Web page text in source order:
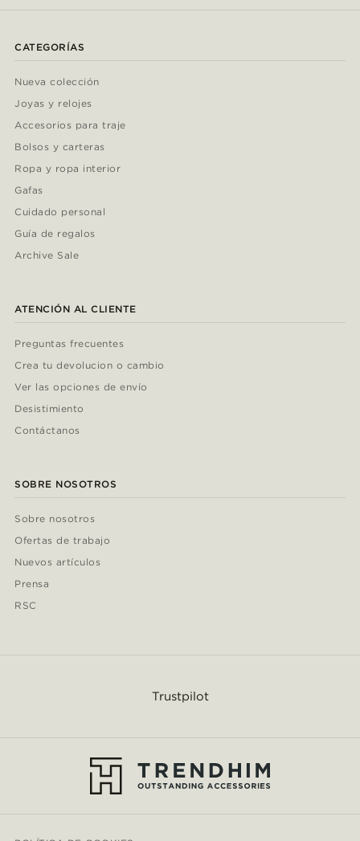
CATEGORÍAS
Nueva colección
Joyas y relojes
Accesorios para traje
Bolsos y carteras
Ropa y ropa interior
Gafas
Cuidado personal
Guía de regalos
Archive Sale
ATENCIÓN AL CLIENTE
Preguntas frecuentes
Crea tu devolucion o cambio
Ver las opciones de envío
Desistimiento
Contáctanos
SOBRE NOSOTROS
Sobre nosotros
Ofertas de trabajo
Nuevos artículos
Prensa
RSC
Trustpilot